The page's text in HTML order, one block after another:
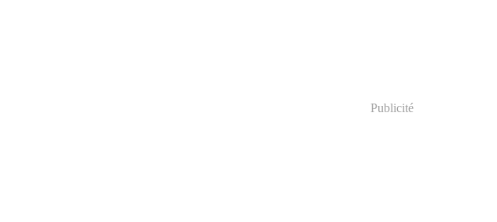
Publicité